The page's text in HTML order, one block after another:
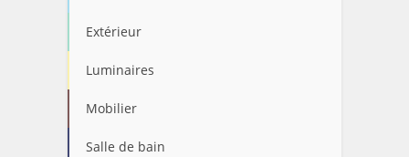
Extérieur
Luminaires
Mobilier
Salle de bain